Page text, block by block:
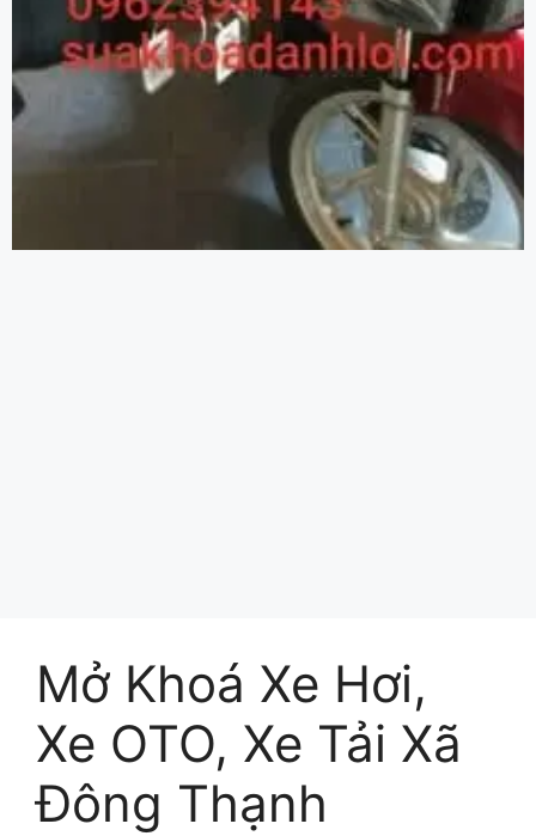
Mở Khoá Xe Hơi,
Xe OTO, Xe Tải Xã
Đông Thạnh